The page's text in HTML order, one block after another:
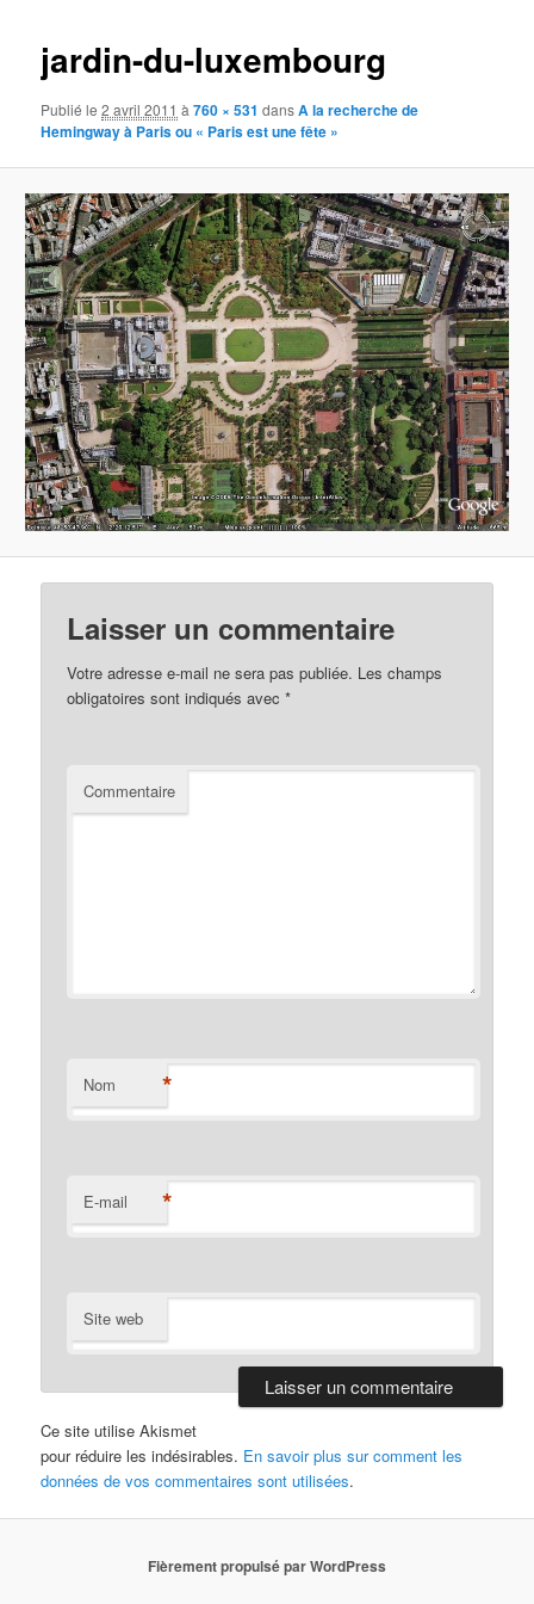
jardin-du-luxembourg
Publié le2 avril 2011 à760 × 531 dansA la recherche de
Hemingway à Paris ou « Paris est une fête »
Laisser un commentaire
Votre adresse e-mail ne sera pas publiée. Les champs
obligatoires sont indiqués avec*
Commentaire
Nom *
E-mail *
Site web
Ce site utilise Akismet
pour réduire les indésirables. En savoir plus sur comment les
données de vos commentaires sont utilisées.
Fièrement propulsé par WordPress